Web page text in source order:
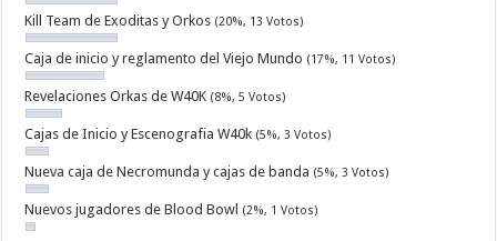
Kill Team de Exoditas y Orkos (20%, 13 Votos)
Caja de inicio y reglamento del Viejo Mundo (17%, 11 Votos)
Revelaciones Orkas de W40K (8%, 5 Votos)
Cajas de Inicio y Escenografia W40k (5%, 3 Votos)
Nueva caja de Necromunda y cajas de banda (5%, 3 Votos)
Nuevos jugadores de Blood Bowl (2%, 1 Votos)